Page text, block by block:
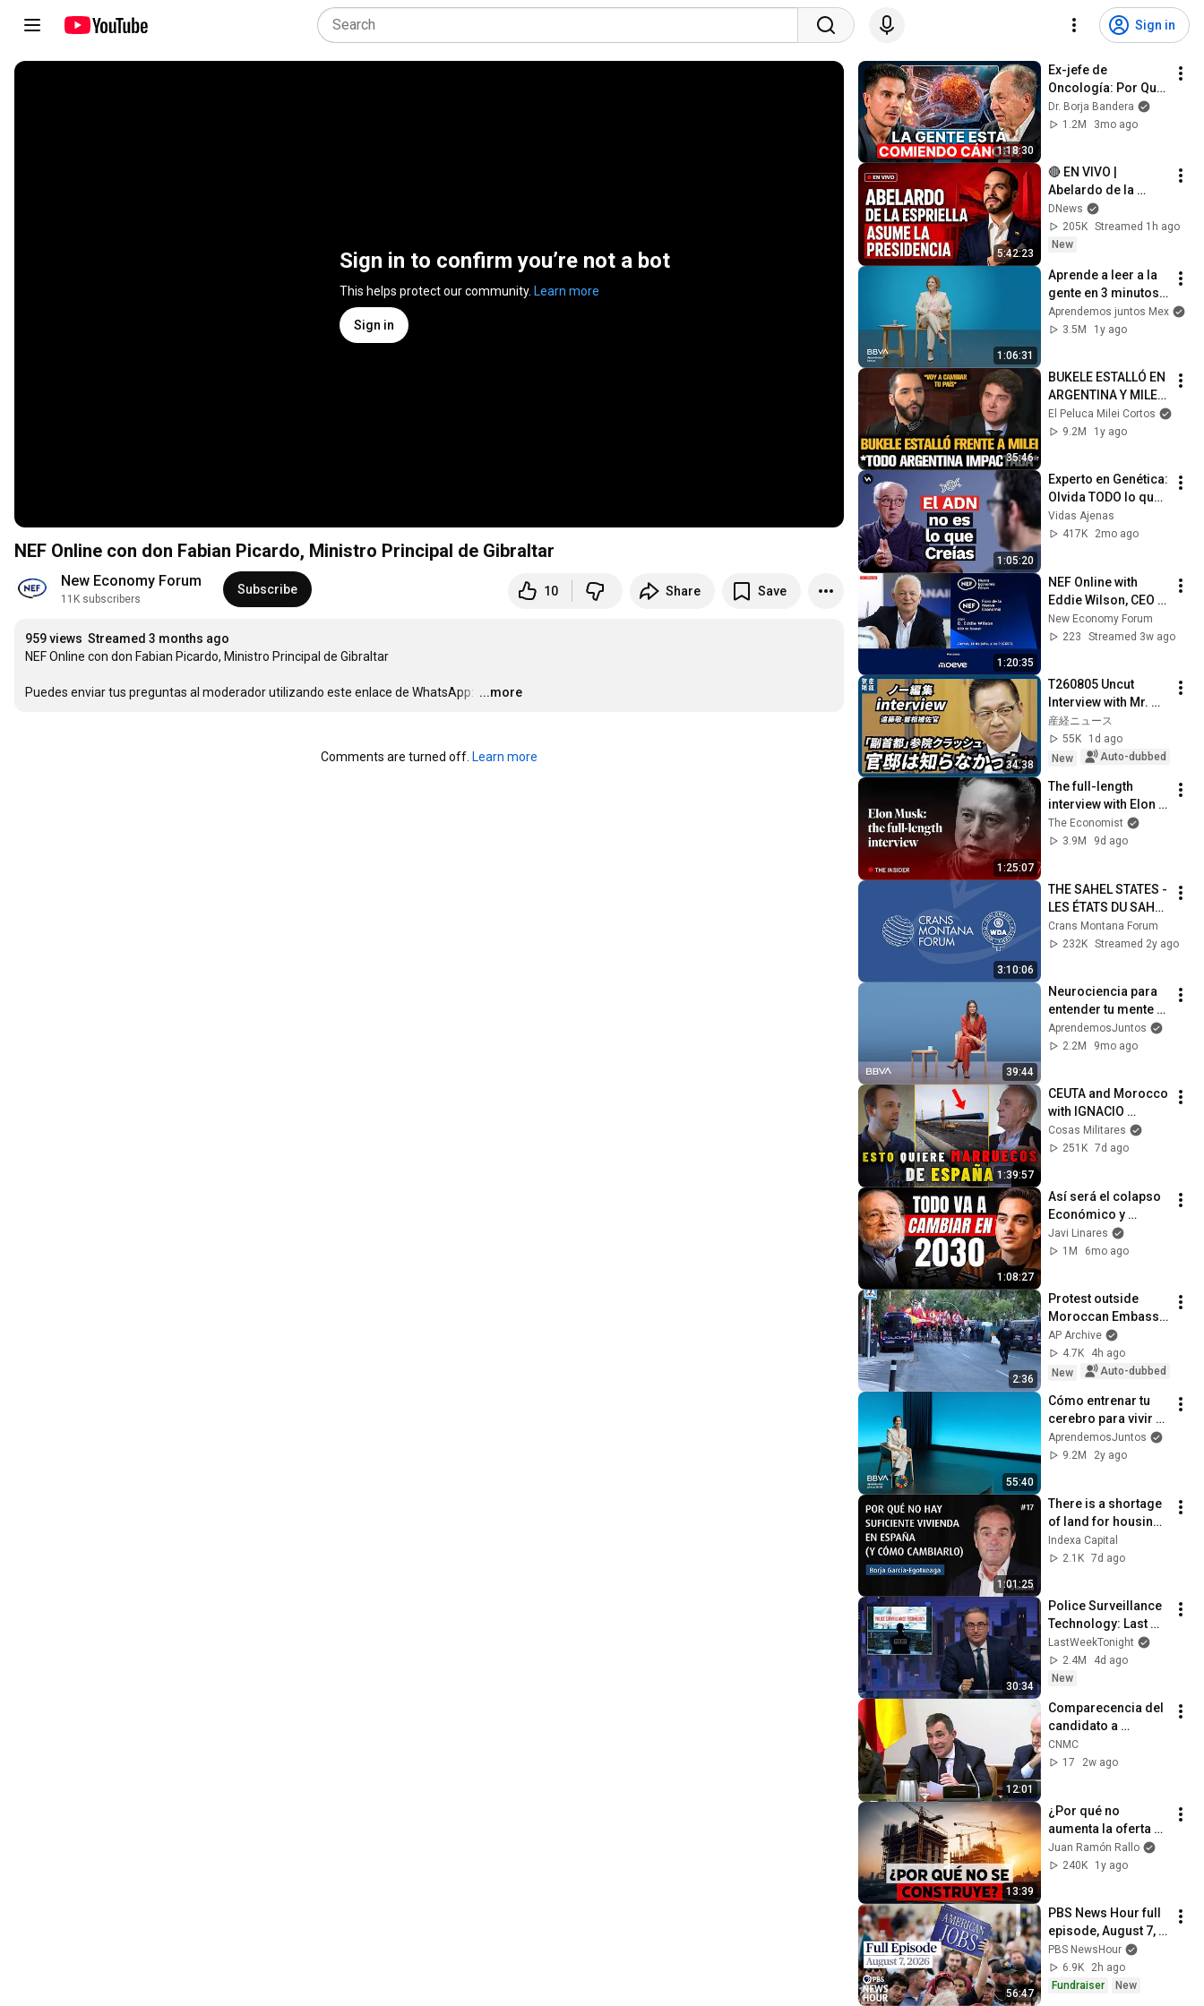
Sign in
Sign in to confirm you’re not a bot
This helps protect our community. Learn more
Sign in
NEF Online con don Fabian Picardo, Ministro Principal de Gibraltar
New Economy Forum
11K subscribers
Subscribe 10 Share Save
959 views Streamed 3 months ago
NEF Online con don Fabian Picardo, Ministro Principal de Gibraltar
Puedes enviar tus preguntas al moderador utilizando este enlace de WhatsApp: …
...more
Comments are turned off. Learn more
1:18:30
Ex-jefe de
Oncología: Por Qué
España Tiene Tantos
Casos de Cáncer (la
Dr. Borja Bandera
1.2M
3mo ago
5:42:23
🔴 EN VIVO |
Abelardo de la
Espriella asume la
Presidencia de
Colombia | Toma de
Cali
DNews
205K Streamed 1h ago
New
1:06:31
Aprende a leer a la
gente en 3 minutos |
Bárbara Tijerina,
experta en
Aprendemos juntos Mex
3.5M
1y ago
35:46
BUKELE ESTALLÓ EN
ARGENTINA Y MILEI
QUEDÓ IMPACTADO
El Peluca Milei Cortos
9.2M
1y ago
1:05:20
Experto en Genética:
Olvida TODO lo que
Sabes sobre el ADN
| Dr. Alfonso
Vidas Ajenas
417K
2mo ago
1:20:35
NEF Online with
Eddie Wilson, CEO
of Ryanair
New Economy Forum
223
Streamed 3w ago
34:38
T260805 Uncut
Interview with Mr.
Endo
産経ニュース
55K
1d ago
New
Auto-dubbed
1:25:07
The full-length
interview with Elon
Musk | The
Economist
The Economist
3.9M
9d ago
3:10:06
THE SAHEL STATES -
LES ÉTATS DU SAHEL
: 36th Annual
Session of the
Crans Montana Forum
232K Streamed 2y ago
39:44
Neurociencia para
entender tu mente y
tu conducta | Ana
Ibáñez,
AprendemosJuntos
2.2M
9mo ago
1:39:57
CEUTA and Morocco
with IGNACIO
CEMBRERO!
Cosas Militares
251K 7d ago
1:08:27
Así será el colapso
Económico y
Demográfico de
Occidente (Santiago
Javi Linares
1M
6mo ago
2:36
Protest outside
Moroccan Embassy
in Madrid after
Ceuta crisis
AP Archive
4.7K
4h ago
New
Auto-dubbed
55:40
Cómo entrenar tu
cerebro para vivir
mejor | Ana Ibáñez,
entrenadora
AprendemosJuntos
9.2M
2y ago
1:01:25
There is a shortage
of land for housing
construction, with
Borja García-
Indexa Capital
2.1K 7d ago
30:34
Police Surveillance
Technology: Last
Week Tonight with
John Oliver (HBO)
LastWeekTonight
2.4M
4d ago
New
12:01
Comparecencia del
candidato a
consejero de la
CNMC, Pere Soler |
CNMC
17
2w ago
13:39
¿Por qué no
aumenta la oferta
de vivienda en
España?
Juan Ramón Rallo
240K
1y ago
56:47
PBS News Hour full
episode, August 7,
2026
PBS NewsHour
6.9K
2h ago
Fundraiser
New